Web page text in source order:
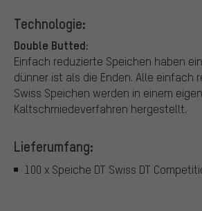
Technologie:
Double Butted:
Einfach reduzierte Speichen haben
dünner ist als die Enden. Alle einfach
Swiss Speichen werden in einem
Kaltschmiedeverfahren hergestellt.
Lieferumfang:
100 x Speiche DT Swiss DT